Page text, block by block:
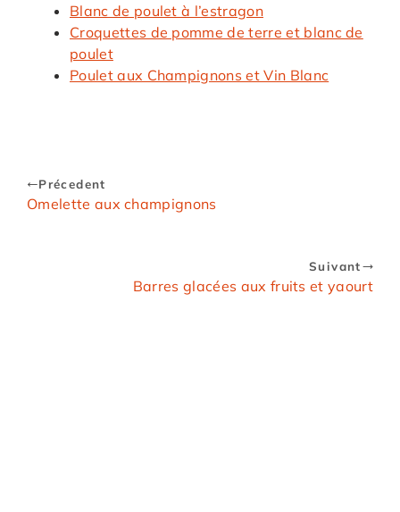
Blanc de poulet à l’estragon
Croquettes de pomme de terre et blanc de
poulet
Poulet aux Champignons et Vin Blanc
Précedent
Omelette aux champignons
Suivant
Barres glacées aux fruits et yaourt